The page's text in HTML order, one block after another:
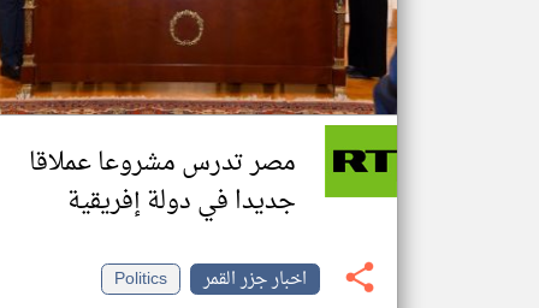
مصر تدرس مشروعا عملاقا
جديدا في دولة إفريقية
اخبار جزر القمر
Politics